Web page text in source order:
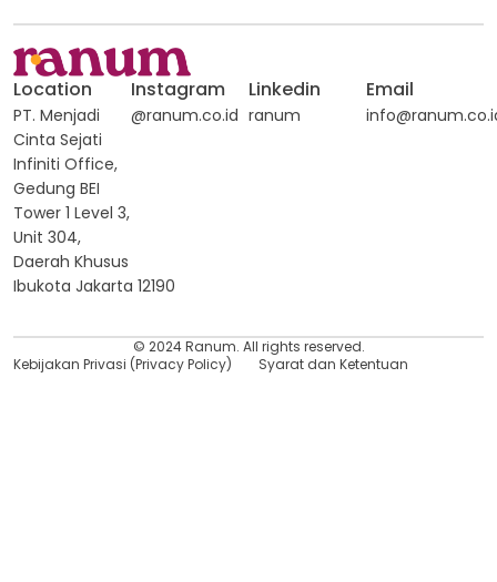
Location
PT. Menjadi
Cinta Sejati
Infiniti Office,
Gedung BEI
Tower 1 Level 3,
Unit 304,
Daerah Khusus
Ibukota Jakarta 12190
Instagram
@ranum.co.id
Linkedin
ranum
Email
© 2024 Ranum. All rights reserved.
Kebijakan Privasi (Privacy Policy)
Syarat dan Ketentuan